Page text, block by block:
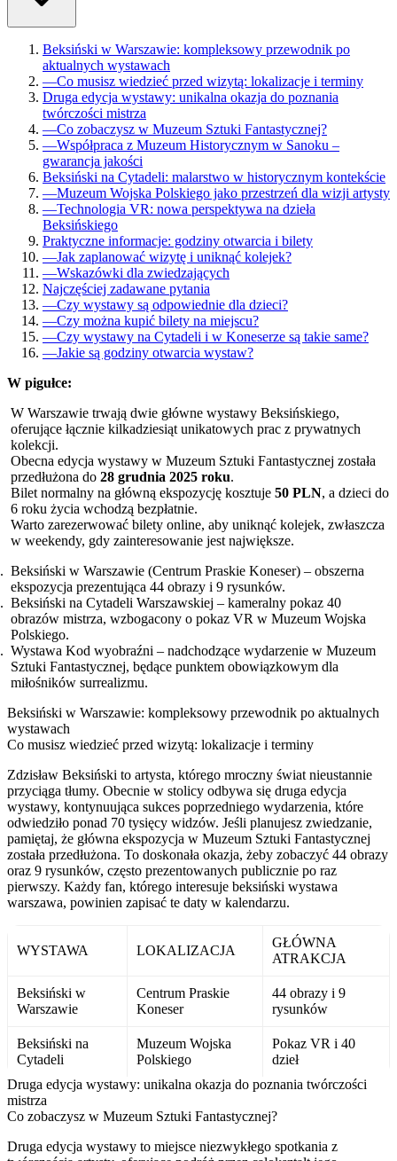
Beksiński w Warszawie: kompleksowy przewodnik po
aktualnych wystawach
—Co musisz wiedzieć przed wizytą: lokalizacje i terminy
Druga edycja wystawy: unikalna okazja do poznania
twórczości mistrza
—Co zobaczysz w Muzeum Sztuki Fantastycznej?
—Współpraca z Muzeum Historycznym w Sanoku –
gwarancja jakości
Beksiński na Cytadeli: malarstwo w historycznym kontekście
—Muzeum Wojska Polskiego jako przestrzeń dla wizji artysty
—Technologia VR: nowa perspektywa na dzieła
Beksińskiego
Praktyczne informacje: godziny otwarcia i bilety
—Jak zaplanować wizytę i uniknąć kolejek?
—Wskazówki dla zwiedzających
Najczęściej zadawane pytania
—Czy wystawy są odpowiednie dla dzieci?
—Czy można kupić bilety na miejscu?
—Czy wystawy na Cytadeli i w Koneserze są takie same?
—Jakie są godziny otwarcia wystaw?
W pigułce:
W Warszawie trwają dwie główne wystawy Beksińskiego,
oferujące łącznie kilkadziesiąt unikatowych prac z prywatnych
kolekcji.
Obecna edycja wystawy w Muzeum Sztuki Fantastycznej została
przedłużona do 28 grudnia 2025 roku.
Bilet normalny na główną ekspozycję kosztuje 50 PLN, a dzieci do
6 roku życia wchodzą bezpłatnie.
Warto zarezerwować bilety online, aby uniknąć kolejek, zwłaszcza
w weekendy, gdy zainteresowanie jest największe.
Beksiński w Warszawie (Centrum Praskie Koneser) – obszerna
ekspozycja prezentująca 44 obrazy i 9 rysunków.
Beksiński na Cytadeli Warszawskiej – kameralny pokaz 40
obrazów mistrza, wzbogacony o pokaz VR w Muzeum Wojska
Polskiego.
Wystawa Kod wyobraźni – nadchodzące wydarzenie w Muzeum
Sztuki Fantastycznej, będące punktem obowiązkowym dla
miłośników surrealizmu.
Beksiński w Warszawie: kompleksowy przewodnik po aktualnych
wystawach
Co musisz wiedzieć przed wizytą: lokalizacje i terminy
Zdzisław Beksiński to artysta, którego mroczny świat nieustannie
przyciąga tłumy. Obecnie w stolicy odbywa się druga edycja
wystawy, kontynuująca sukces poprzedniego wydarzenia, które
odwiedziło ponad 70 tysięcy widzów. Jeśli planujesz zwiedzanie,
pamiętaj, że główna ekspozycja w Muzeum Sztuki Fantastycznej
została przedłużona. To doskonała okazja, żeby zobaczyć 44 obrazy
oraz 9 rysunków, często prezentowanych publicznie po raz
pierwszy. Każdy fan, którego interesuje beksiński wystawa
warszawa, powinien zapisać te daty w kalendarzu.
WYSTAWA LOKALIZACJA
GŁÓWNA
ATRAKCJA
Beksiński w
Warszawie
Centrum Praskie
Koneser
44 obrazy i 9
rysunków
Beksiński na
Cytadeli
Muzeum Wojska
Polskiego
Pokaz VR i 40
dzieł
Druga edycja wystawy: unikalna okazja do poznania twórczości
mistrza
Co zobaczysz w Muzeum Sztuki Fantastycznej?
Druga edycja wystawy to miejsce niezwykłego spotkania z